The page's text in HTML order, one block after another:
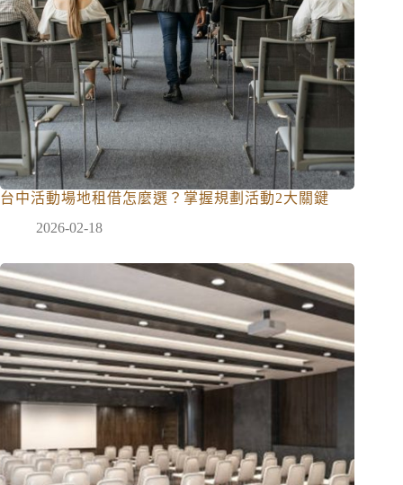
台中活動場地租借怎麼選？掌握規劃活動2大關鍵
2026-02-18